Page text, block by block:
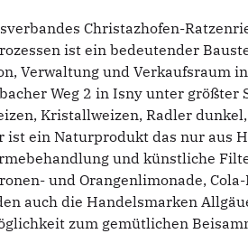
Christazhofen-
ist ein bedeutender
Verwaltung und
Weg 2 in Isny unter
Kristallweizen, Radler
ein Naturprodukt das nur aus
und künstliche
und Orangenlimonade,
auch die Handelsmarken
zum gemütlichen